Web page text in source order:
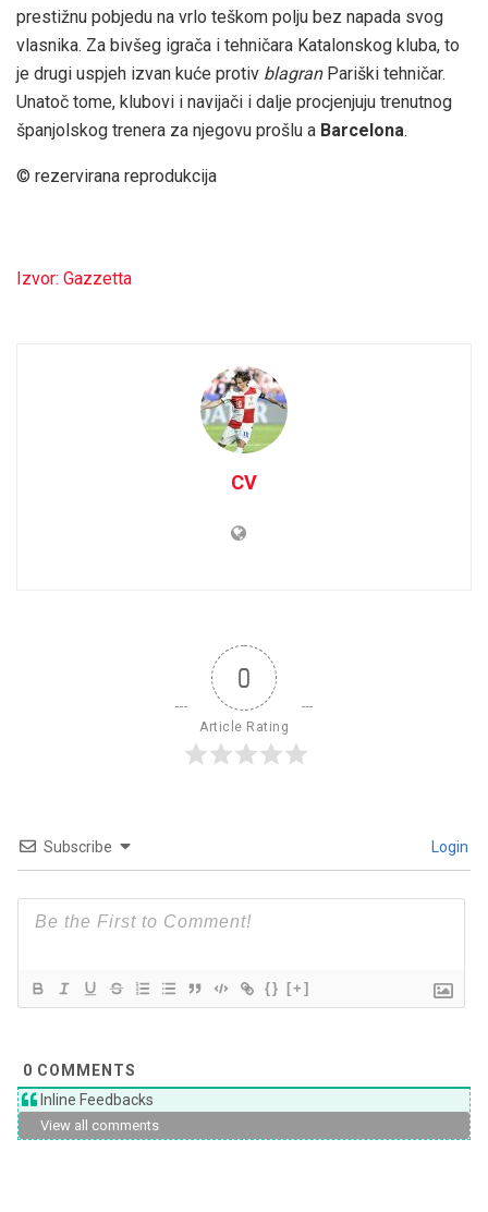
prestižnu pobjedu na vrlo teškom polju bez napada svog
vlasnika. Za bivšeg igrača i tehničara Katalonskog kluba, to
je drugi uspjeh izvan kuće protiv blagran Pariški tehničar.
Unatoč tome, klubovi i navijači i dalje procjenjuju trenutnog
španjolskog trenera za njegovu prošlu a Barcelona.
© rezervirana reprodukcija
Izvor: Gazzetta
CV
0
Article Rating
Subscribe Login
{} [+]
0 COMMENTS
Inline Feedbacks
View all comments